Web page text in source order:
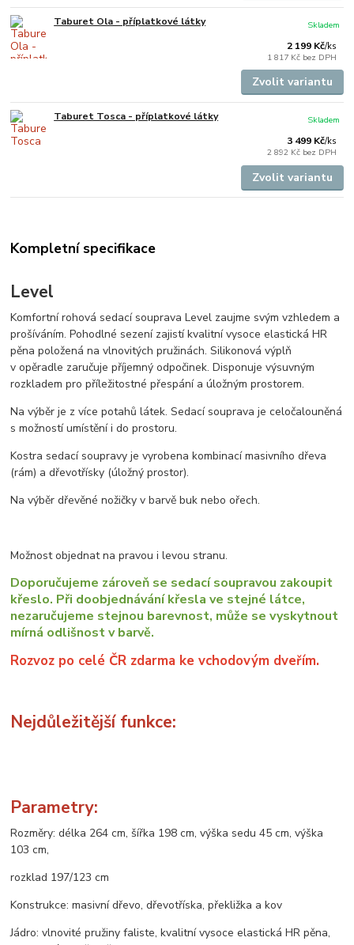
Taburet Ola - příplatkové látky
2 199 Kč/ks
1 817 Kč bez DPH
Skladem
Zvolit variantu
Taburet Tosca - příplatkové látky
3 499 Kč/ks
2 892 Kč bez DPH
Skladem
Zvolit variantu
Kompletní specifikace
Level
Komfortní rohová sedací souprava Level zaujme svým vzhledem a
prošíváním. Pohodlné sezení zajistí kvalitní vysoce elastická HR
pěna položená na vlnovitých pružinách. Silikonová výplň
v opěradle zaručuje příjemný odpočinek. Disponuje výsuvným
rozkladem pro příležitostné přespání a úložným prostorem.
Na výběr je z více potahů látek. Sedací souprava je celočalouněná
s možností umístění i do prostoru.
Kostra sedací soupravy je vyrobena kombinací masivního dřeva
(rám) a dřevotřísky (úložný prostor).
Na výběr dřevěné nožičky v barvě buk nebo ořech.
Možnost objednat na pravou i levou stranu.
Doporučujeme zároveň se sedací soupravou zakoupit
křeslo. Při doobjednávání křesla ve stejné látce,
nezaručujeme stejnou barevnost, může se vyskytnout
mírná odlišnost v barvě.
Rozvoz po celé ČR zdarma ke vchodovým dveřím.
Nejdůležitější funkce:
Parametry:
Rozměry: délka 264 cm, šířka 198 cm, výška sedu 45 cm, výška
103 cm,
rozklad 197/123 cm
Konstrukce: masivní dřevo, dřevotříska, překližka a kov
Jádro: vlnovité pružiny faliste, kvalitní vysoce elastická HR pěna,